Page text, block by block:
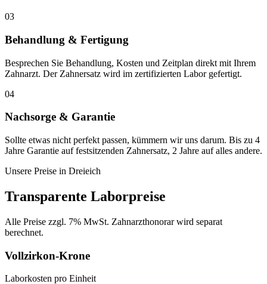
03
Behandlung & Fertigung
Besprechen Sie Behandlung, Kosten und Zeitplan direkt mit Ihrem
Zahnarzt. Der Zahnersatz wird im zertifizierten Labor gefertigt.
04
Nachsorge & Garantie
Sollte etwas nicht perfekt passen, kümmern wir uns darum. Bis zu 4
Jahre Garantie auf festsitzenden Zahnersatz, 2 Jahre auf alles andere.
Unsere Preise in Dreieich
Transparente Laborpreise
Alle Preise zzgl. 7% MwSt. Zahnarzthonorar wird separat
berechnet.
Vollzirkon-Krone
Laborkosten pro Einheit